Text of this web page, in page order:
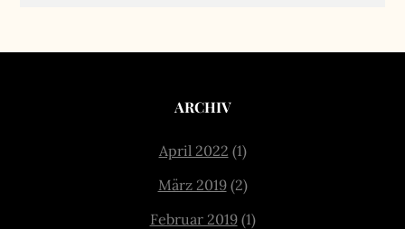
ARCHIV
April 2022 (1)
März 2019(2)
Februar 2019(1)